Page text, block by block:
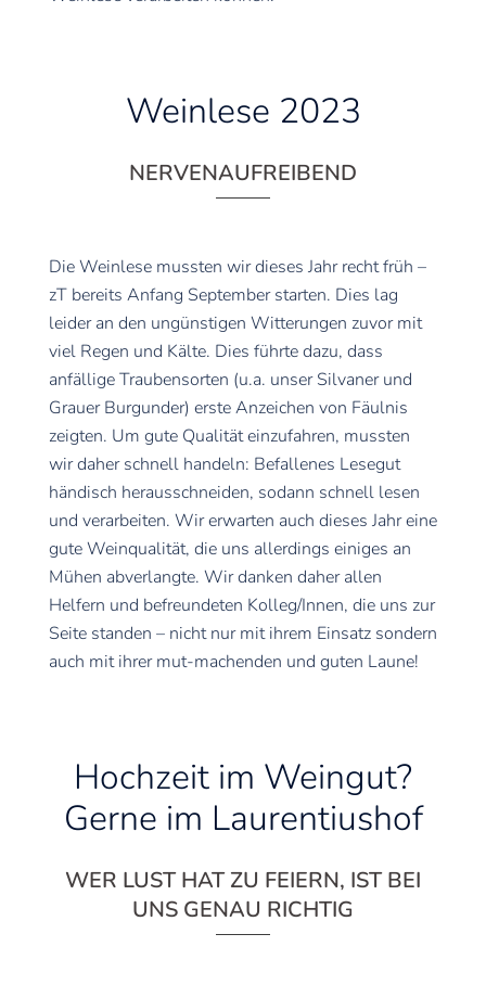
Weinlese 2023
NERVENAUFREIBEND
Die Weinlese mussten wir dieses Jahr recht früh –
zT bereits Anfang September starten. Dies lag
leider an den ungünstigen Witterungen zuvor mit
viel Regen und Kälte. Dies führte dazu, dass
anfällige Traubensorten (u.a. unser Silvaner und
Grauer Burgunder) erste Anzeichen von Fäulnis
zeigten. Um gute Qualität einzufahren, mussten
wir daher schnell handeln: Befallenes Lesegut
händisch herausschneiden, sodann schnell lesen
und verarbeiten. Wir erwarten auch dieses Jahr eine
gute Weinqualität, die uns allerdings einiges an
Mühen abverlangte. Wir danken daher allen
Helfern und befreundeten Kolleg/Innen, die uns zur
Seite standen – nicht nur mit ihrem Einsatz sondern
auch mit ihrer mut-machenden und guten Laune!
Hochzeit im Weingut?
Gerne im Laurentiushof
WER LUST HAT ZU FEIERN, IST BEI
UNS GENAU RICHTIG